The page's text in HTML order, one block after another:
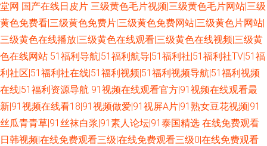
堂网 国产在线日皮片 三级黄色毛片视频|三级黄色毛片网站|三级
黄色免费看|三级黄色免费片|三级黄色免费网站|三级黄色片网站|
三级黄色在线播放|三级黄色在线观看|三级黄色在线视频|三级黄
色在线网站 51福利导航|51福利航导|51福利社|51福利社TV|51福
利社区|51福利社在线|51福利视频|51福利视频导航|51福利视频
在线|51福利资源导航 91视频在线观看官方|91视频在线观看最
新|91视频在线看18|91视频做爱|91视屏A片|91熟女豆花视频|91
丝瓜青青草|91丝袜白浆|91素人论坛|91泰国精选 在线免费观看
日韩视频|在线免费观看三级|在线免费观看三级0|在线免费观看